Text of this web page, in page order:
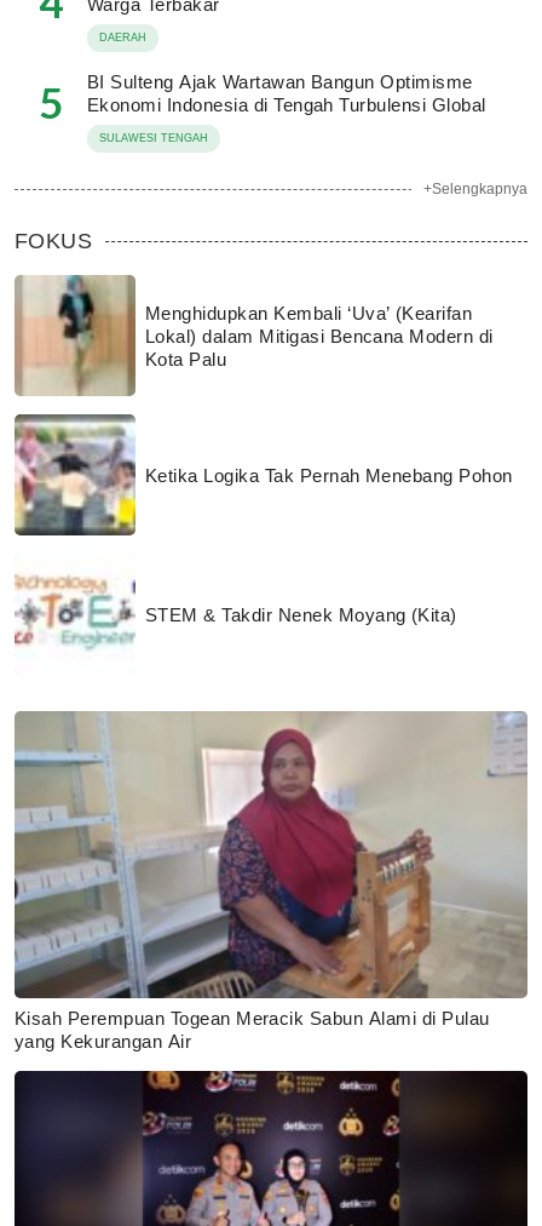
Warga Terbakar
DAERAH
5
BI Sulteng Ajak Wartawan Bangun Optimisme
Ekonomi Indonesia di Tengah Turbulensi Global
SULAWESI TENGAH
+Selengkapnya
FOKUS
Menghidupkan Kembali ‘Uva’ (Kearifan
Lokal) dalam Mitigasi Bencana Modern di
Kota Palu
Ketika Logika Tak Pernah Menebang Pohon
STEM & Takdir Nenek Moyang (Kita)
Kisah Perempuan Togean Meracik Sabun Alami di Pulau
yang Kekurangan Air